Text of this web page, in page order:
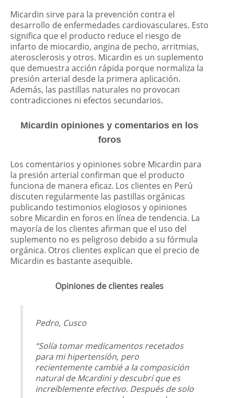
Micardin sirve para la prevención contra el
desarrollo de enfermedades cardiovasculares. Esto
significa que el producto reduce el riesgo de
infarto de miocardio, angina de pecho, arritmias,
aterosclerosis y otros. Micardin es un suplemento
que demuestra acción rápida porque normaliza la
presión arterial desde la primera aplicación.
Además, las pastillas naturales no provocan
contradicciones ni efectos secundarios.
Micardin opiniones y comentarios en los
foros
Los comentarios y opiniones sobre Micardin para
la presión arterial confirman que el producto
funciona de manera eficaz. Los clientes en Perú
discuten regularmente las pastillas orgánicas
publicando testimonios elogiosos y opiniones
sobre Micardin en foros en línea de tendencia. La
mayoría de los clientes afirman que el uso del
suplemento no es peligroso debido a su fórmula
orgánica. Otros clientes explican que el precio de
Micardin es bastante asequible.
Opiniones de clientes reales
Pedro, Cusco
“Solía ​​tomar medicamentos recetados
para mi hipertensión, pero
recientemente cambié a la composición
natural de Mcardini y descubrí que es
increíblemente efectivo. Después de solo